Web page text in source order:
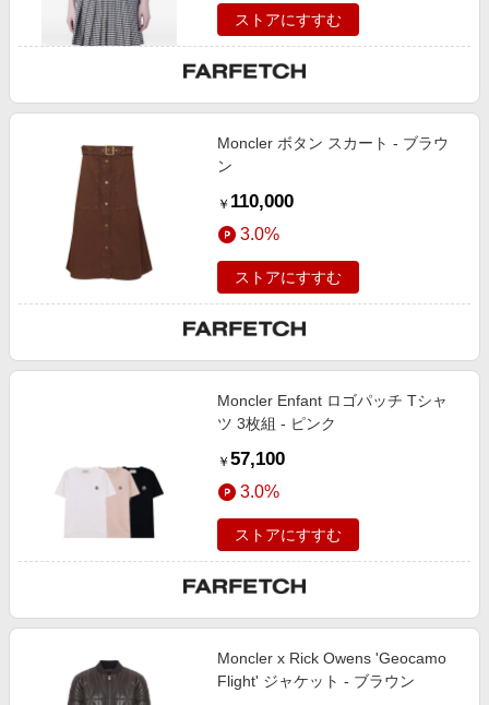
ストアにすすむ
Moncler ボタン スカート - ブラウ
ン
￥ 110,000
3.0%
ストアにすすむ
Moncler Enfant ロゴパッチ Tシャ
ツ 3枚組 - ピンク
￥ 57,100
3.0%
ストアにすすむ
Moncler x Rick Owens 'Geocamo
Flight' ジャケット - ブラウン